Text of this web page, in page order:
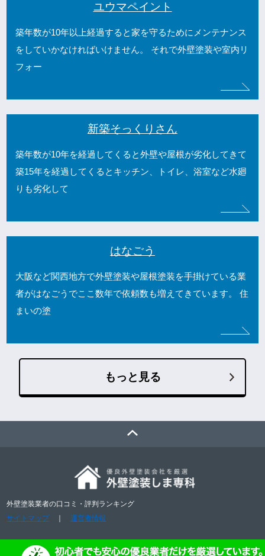
ユウマペイント
築年数が10年以上経過すると家を守るためにメンテナンス
をしていかなければいけません。 それで外壁塗装や室内リ
フォー
新築そっくりさん
築年数が10年を経過してくると外壁や屋根が劣化してきて
築15年を経過してくるとキッチン、トイレ、浴室など水廻
りも劣化して
はなごう
大阪など関西地方で外壁塗装や屋根塗装を手掛けている業
者がはなごうでここ数年で依頼数も増えてきています。 住
まいの塗
もっと見る
外壁塗装業者の口コミ・評判ランキング
サイトマップ ｜運営者情報